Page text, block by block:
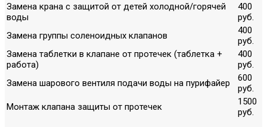
Замена крана с защитой от детей холодной/горячей
воды
400
руб.
Замена группы соленоидных клапанов
400
руб.
Замена таблетки в клапане от протечек (таблетка +
работа)
400
руб.
Замена шарового вентиля подачи воды на пурифайер
600
руб.
Монтаж клапана защиты от протечек
1500
руб.